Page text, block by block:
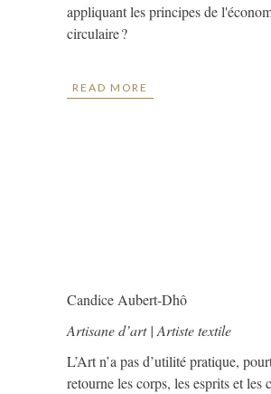
appliquant les principes de
circulaire ?
READ MORE
Candice Aubert-Dhô
Artisane d’art | Artiste textile
L’Art n’a pas d’utilité pratique,
retourne les corps, les esprits et les